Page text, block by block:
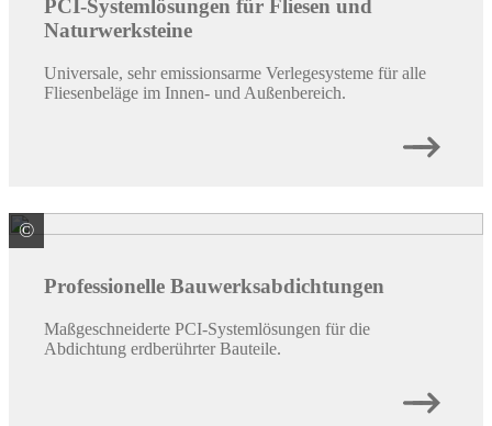
PCI-Systemlösungen für Fliesen und
Naturwerksteine
Universale, sehr emissionsarme Verlegesysteme für alle
Fliesenbeläge im Innen- und Außenbereich.
© PCI Augsburg GmbH
Professionelle Bauwerksabdichtungen
Maßgeschneiderte PCI-Systemlösungen für die
Abdichtung erdberührter Bauteile.